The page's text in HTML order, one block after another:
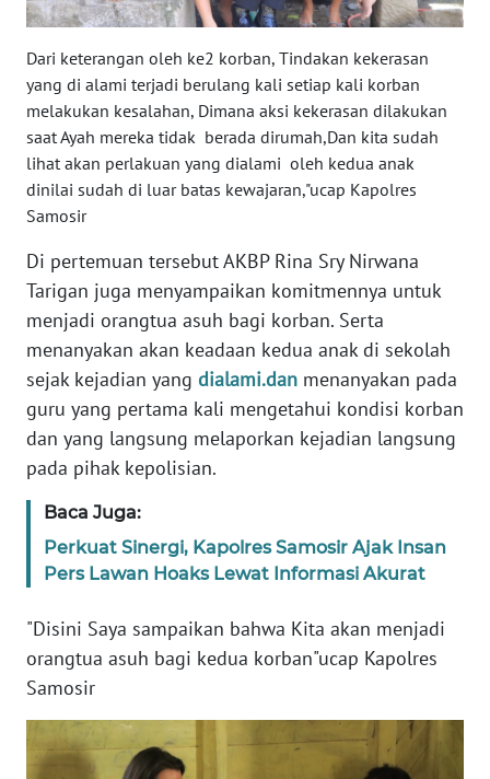
Dari keterangan oleh ke2 korban, Tindakan kekerasan
yang di alami terjadi berulang kali setiap kali korban
melakukan kesalahan, Dimana aksi kekerasan dilakukan
saat Ayah mereka tidak berada dirumah,Dan kita sudah
lihat akan perlakuan yang dialami oleh kedua anak
dinilai sudah di luar batas kewajaran,"ucap Kapolres
Samosir
Di pertemuan tersebut AKBP Rina Sry Nirwana
Tarigan juga menyampaikan komitmennya untuk
menjadi orangtua asuh bagi korban. Serta
menanyakan akan keadaan kedua anak di sekolah
sejak kejadian yang dialami.dan menanyakan pada
guru yang pertama kali mengetahui kondisi korban
dan yang langsung melaporkan kejadian langsung
pada pihak kepolisian.
Baca Juga:
Perkuat Sinergi, Kapolres Samosir Ajak Insan
Pers Lawan Hoaks Lewat Informasi Akurat
"Disini Saya sampaikan bahwa Kita akan menjadi
orangtua asuh bagi kedua korban"ucap Kapolres
Samosir
JATENG
WN
NUSANTARA
WN
JOGJA
JATIM
WN
BALI
KALBAR
WN
WN
KALTARA
WN
KALSEL
WN
KALTIM